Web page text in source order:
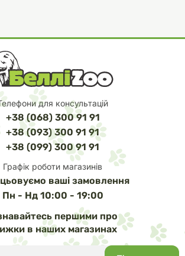
для консультацій
+38 (068) 300 91 91
+38 (093) 300 91 91
+38 (099) 300 91 91
Графік роботи магазинів
ваші замовлення
Пн - Нд 10:00 - 19:00
першими про
в наших магазинах